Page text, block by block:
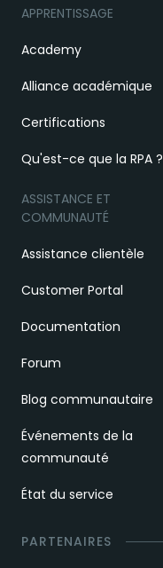
APPRENTISSAGE
Academy
Alliance académique
Certifications
Qu'est-ce que la RPA ?
ASSISTANCE ET
COMMUNAUTÉ
Assistance clientèle
Customer Portal
Documentation
Forum
Blog communautaire
Événements de la
communauté
État du service
PARTENAIRES